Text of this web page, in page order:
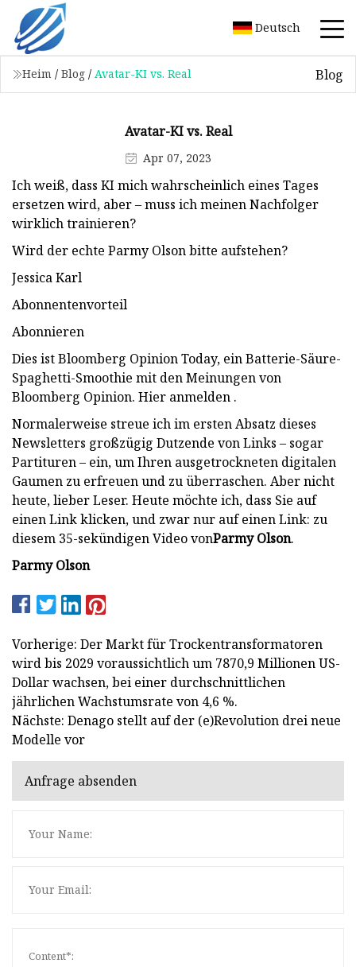
Deutsch
Heim / Blog / Avatar-KI vs. Real Blog
Avatar-KI vs. Real
Apr 07, 2023
Ich weiß, dass KI mich wahrscheinlich eines Tages
ersetzen wird, aber – muss ich meinen Nachfolger
wirklich trainieren?
Wird der echte Parmy Olson bitte aufstehen?
Jessica Karl
Abonnentenvorteil
Abonnieren
Dies ist Bloomberg Opinion Today, ein Batterie-Säure-
Spaghetti-Smoothie mit den Meinungen von
Bloomberg Opinion. Hier anmelden .
Normalerweise streue ich im ersten Absatz dieses
Newsletters großzügig Dutzende von Links – sogar
Partituren – ein, um Ihren ausgetrockneten digitalen
Gaumen zu erfreuen und zu überraschen. Aber nicht
heute, lieber Leser. Heute möchte ich, dass Sie auf
einen Link klicken, und zwar nur auf einen Link: zu
diesem 35-sekündigen Video vonParmy Olson.
Parmy Olson
Vorherige: Der Markt für Trockentransformatoren
wird bis 2029 voraussichtlich um 7870,9 Millionen US-
Dollar wachsen, bei einer durchschnittlichen
jährlichen Wachstumsrate von 4,6 %.
Nächste: Denago stellt auf der (e)Revolution drei neue
Modelle vor
Anfrage absenden